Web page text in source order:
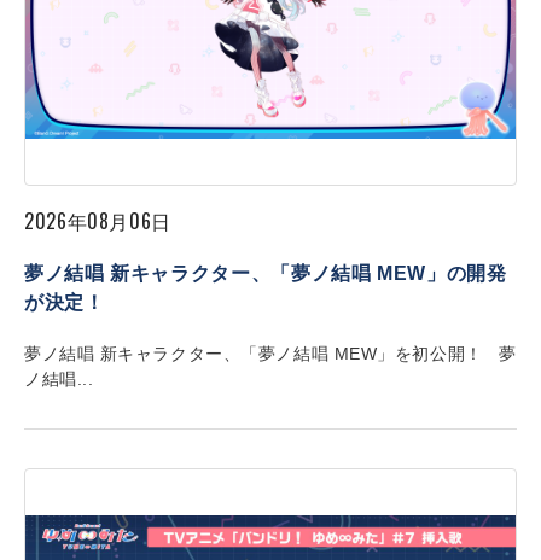
2026年08月06日
夢ノ結唱 新キャラクター、「夢ノ結唱 MEW」の開発
が決定！
夢ノ結唱 新キャラクター、「夢ノ結唱 MEW」を初公開！ 夢
ノ結唱...